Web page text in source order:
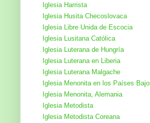
Iglesia Harrista
Iglesia Husita Checoslovaca
Iglesia Libre Unida de Escocia
Iglesia Lusitana Católica
Iglesia Luterana de Hungría
Iglesia Luterana en Liberia
Iglesia Luterana Malgache
Iglesia Menonita en los Países
Iglesia Menonita, Alemania
Iglesia Metodista
Iglesia Metodista Coreana